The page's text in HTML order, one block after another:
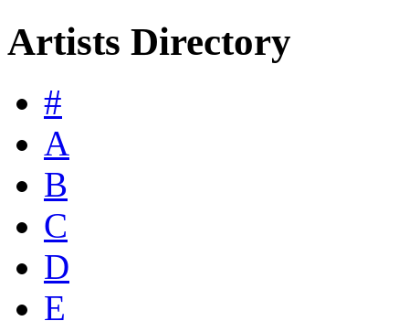
Artists Directory
#
A
B
C
D
E